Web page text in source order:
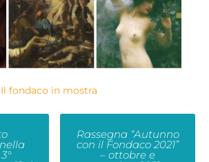
Il fondaco in mostra
Rassegna “Autunno
con il Fondaco 2021”
– ottobre e